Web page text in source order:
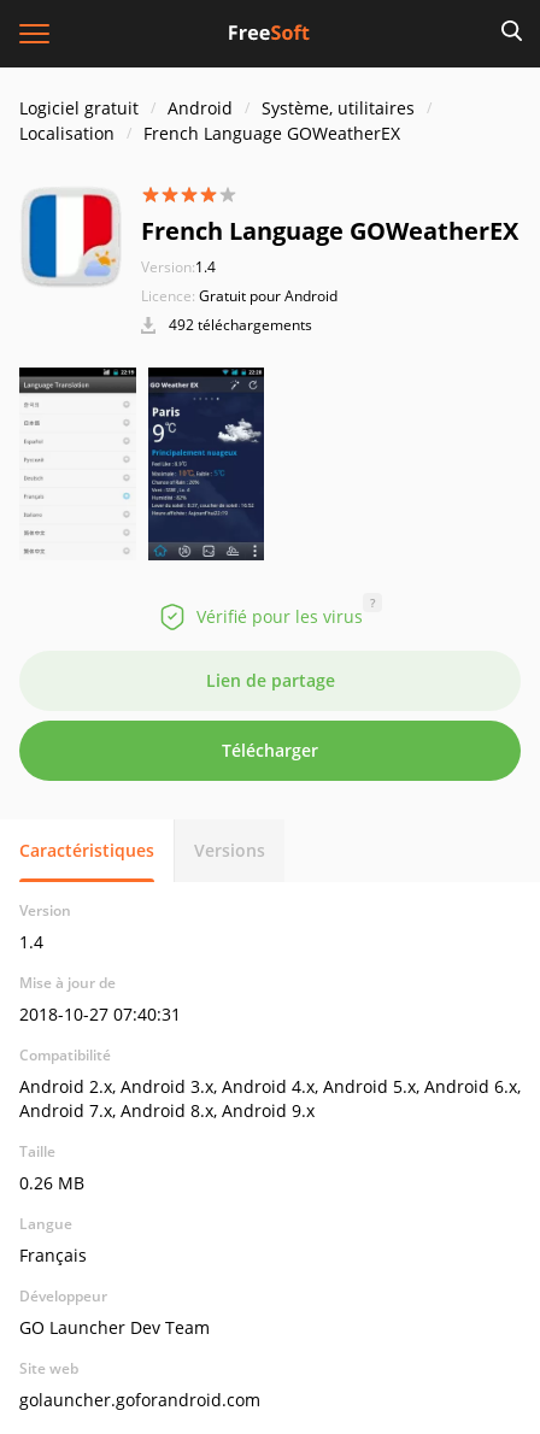
Logiciel gratuit Android
Système, utilitaires
Localisation
French Language GOWeatherEX
French Language GOWeatherEX
Version:1.4
Licence: Gratuit pour Android
492 téléchargements
Vérifié pour les virus
?
Lien de partage
Télécharger
Caractéristiques Versions
Version
1.4
Mise à jour de
2018-10-27 07:40:31
Compatibilité
Android 2.x, Android 3.x, Android 4.x, Android 5.x, Android 6.x,
Android 7.x, Android 8.x, Android 9.x
Taille
0.26 MB
Langue
Français
Développeur
GO Launcher Dev Team
Site web
golauncher.goforandroid.com